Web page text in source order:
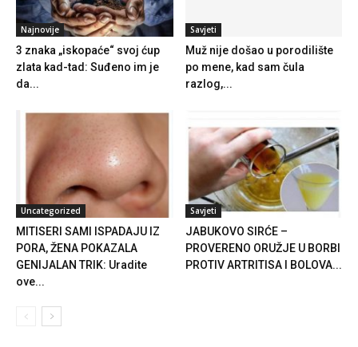
Najnovije
3 znaka „iskopaće“ svoj ćup
zlata kad-tad: Suđeno im je
da...
Savjeti
Muž nije došao u porodilište
po mene, kad sam čula
razlog,...
Uncategorized
MITISERI SAMI ISPADAJU IZ
PORA, ŽENA POKAZALA
GENIJALAN TRIK: Uradite
ove...
Savjeti
JABUKOVO SIRĆE –
PROVERENO ORUŽJE U BORBI
PROTIV ARTRITISA I BOLOVA...